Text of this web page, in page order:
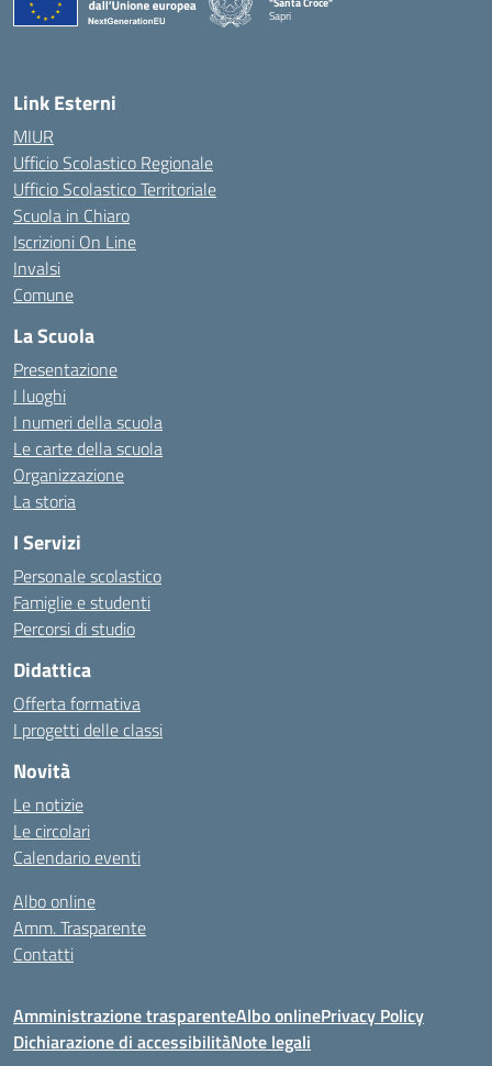
Sapri
— Visita la pagina iniziale della scuola
Link Esterni
MIUR
Ufficio Scolastico Regionale
Ufficio Scolastico Territoriale
Scuola in Chiaro
Iscrizioni On Line
Invalsi
Comune
La Scuola
Presentazione
I luoghi
I numeri della scuola
Le carte della scuola
Organizzazione
La storia
I Servizi
Personale scolastico
Famiglie e studenti
Percorsi di studio
Didattica
Offerta formativa
I progetti delle classi
Novità
Le notizie
Le circolari
Calendario eventi
Albo online
Amm. Trasparente
Contatti
Amministrazione trasparenteAlbo onlinePrivacy Policy
Dichiarazione di accessibilitàNote legali